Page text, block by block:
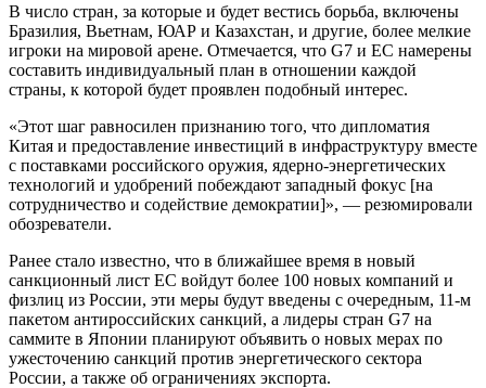
В число стран, за которые и будет вестись борьба, включены
Бразилия, Вьетнам, ЮАР и Казахстан, и другие, более мелкие
игроки на мировой арене. Отмечается, что G7 и ЕС намерены
составить индивидуальный план в отношении каждой
страны, к которой будет проявлен подобный интерес.
«Этот шаг равносилен признанию того, что дипломатия
Китая и предоставление инвестиций в инфраструктуру вместе
с поставками российского оружия, ядерно-энергетических
технологий и удобрений побеждают западный фокус [на
сотрудничество и содействие демократии]», — резюмировали
обозреватели.
Ранее стало известно, что в ближайшее время в новый
санкционный лист ЕС войдут более 100 новых компаний и
физлиц из России, эти меры будут введены с очередным, 11-м
пакетом антироссийских санкций, а лидеры стран G7 на
саммите в Японии планируют объявить о новых мерах по
ужесточению санкций против энергетического сектора
России, а также об ограничениях экспорта.